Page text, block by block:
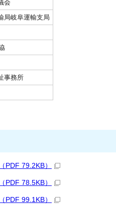
会
局岐阜運輸支局
事務所
79.2KB）
78.5KB）
99.1KB）